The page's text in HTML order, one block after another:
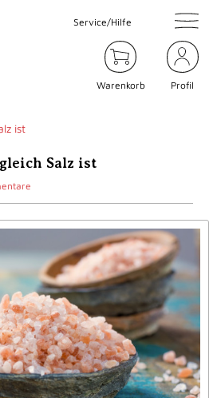
Service/Hilfe
Warenkorb Profil
ist
Salz ist